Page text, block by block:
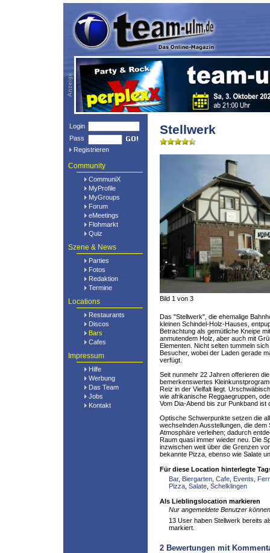
Login
Pass
Registrieren
Community
CommuniX
MyProfile
MyGroups
Forum
eMeetings
Flohmarkt
Quiz
Szene & News
Parties
Fotos
Redaktion
Termine
Locations
Restaurants
Discos
Bars
Cafes
Impressum
Hilfe
Werbung
Das Team
Jobs
Kontakt
Stellwerk
Bild 1 von 3
Das "Stellwerk", die ehemalige
kleinen Schindel-Holz-Hauses,
Betrachtung als gemütliche Kneipe
anmutendem Holz, aber auch mit
Elementen. Nicht selten tummeln
Besucher, wobei der Laden gerade
verfügt.
Seit nunmehr 22 Jahren offerieren
bemerkenswertes
Reiz in der Vielfalt liegt.
wie afrikanische Reggaegruppen,
Vom Dia-Abend bis zur Punkband ist
Optische Schwerpunkte setzen die
wechselnden Ausstellungen, die
Atmosphäre verleihen; dadurch
Raum quasi immer wieder neu. Die
inzwischen weit über die Grenzen
bekannte Pizza, ebenso wie Salate
Für diese Location hinterlegte
Bar, Biergarten Cafe Events
Pizza Salate Schelklingen
Als Lieblingslocation markieren
Nur angemeldete Benutzer
13 User haben Stellwerk bereits
markiert.
2 Bewertungen mit